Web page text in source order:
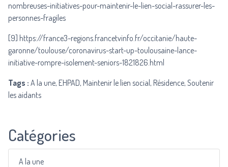
nombreuses-initiatives-pour-maintenir-le-lien-social-rassurer-les-
personnes-fragiles
[9] https://france3-regions.francetvinfo.fr/occitanie/haute-
garonne/toulouse/coronavirus-start-up-toulousaine-lance-
initiative-rompre-isolement-seniors-1821826.html
Tags : A la une, EHPAD, Maintenir le lien social, Résidence, Soutenir
les aidants
Catégories
A la une